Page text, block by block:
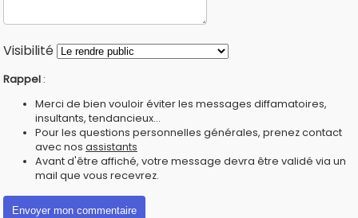
Visibilité
Rappel :
Merci de bien vouloir éviter les messages diffamatoires,
insultants, tendancieux...
Pour les questions personnelles générales, prenez contact
avec nos assistants
Avant d'être affiché, votre message devra être validé via un
mail que vous recevrez.